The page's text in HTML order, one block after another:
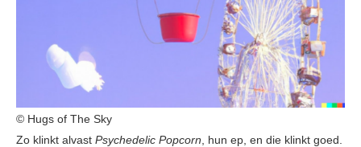
© Hugs of The Sky
Zo klinkt alvast Psychedelic Popcorn, hun ep, en die klinkt goed.